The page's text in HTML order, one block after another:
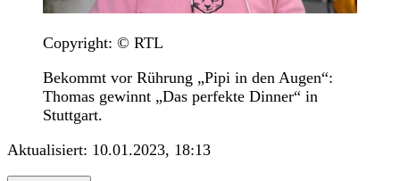
Copyright: © RTL
Bekommt vor Rührung „Pipi in den Augen“:
Thomas gewinnt „Das perfekte Dinner“ in
Stuttgart.
Aktualisiert: 10.01.2023, 18:13